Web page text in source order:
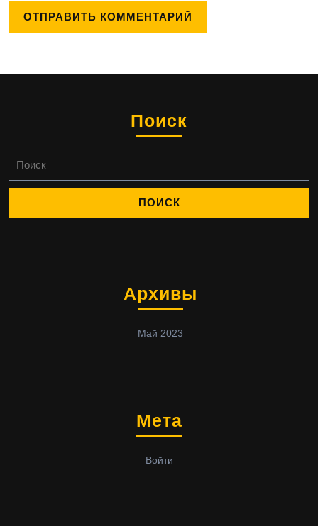
Поиск
Архивы
Май 2023
Мета
Войти